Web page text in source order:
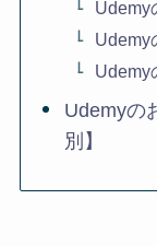
Udemy
Udemy
Udemy
Udemyの
別】